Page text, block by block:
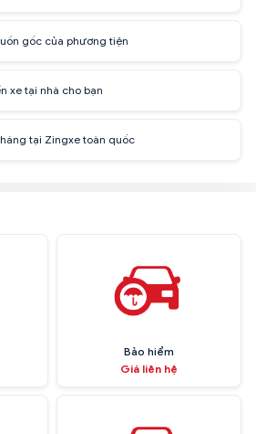
gốc của phương tiện
xe tại nhà cho bạn
tại Zingxe toàn quốc
Bảo hiểm
Giá liên hệ